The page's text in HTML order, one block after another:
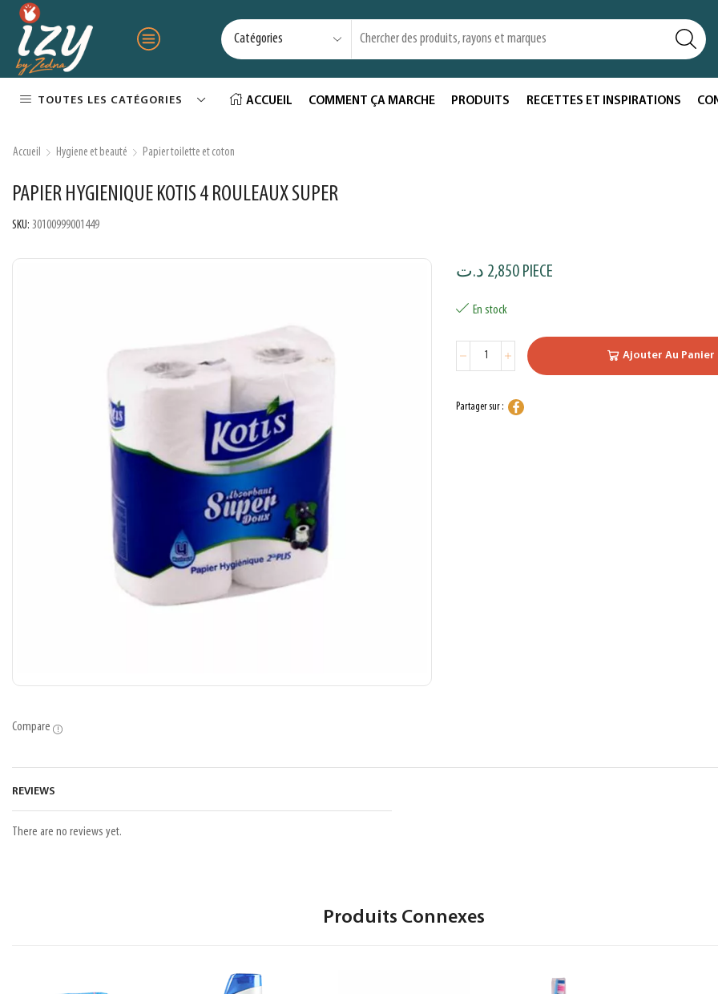
TOUTES LES CATÉGORIES ACCUEIL COMMENT ÇA MARCHE PRODUITS RECETTES ET INSPIRATIONS
Accueil Hygiene et beauté Papier toilette et coton
PAPIER HYGIENIQUE KOTIS 4 ROULEAUX SUPER
SKU: 30100999001449
Compare
2,850 د.ت PIECE
En stock
Ajouter Au Panier
Partager sur :
REVIEWS
There are no reviews yet.
Produits Connexes